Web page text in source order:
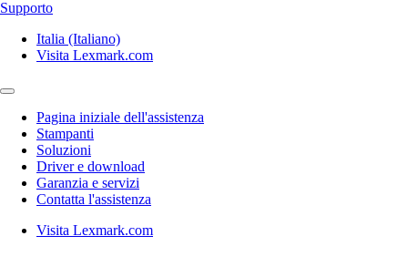
Supporto
Italia (Italiano)
Visita Lexmark.com
Pagina iniziale dell'assistenza
Stampanti
Soluzioni
Driver e download
Garanzia e servizi
Contatta l'assistenza
Visita Lexmark.com